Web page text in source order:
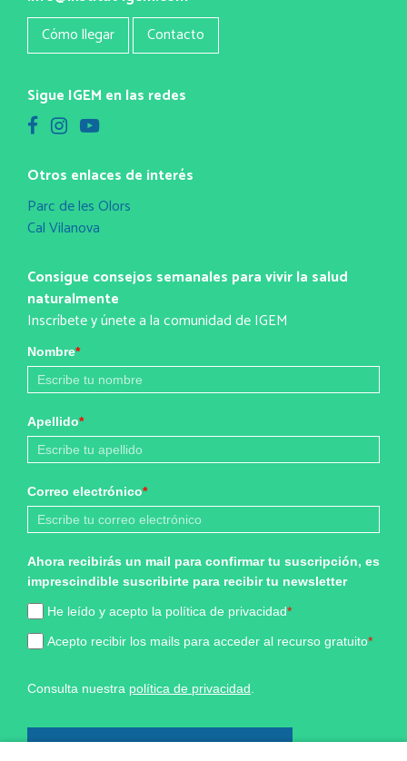
Cómo llegar
Contacto
Sigue IGEM en las redes
Otros enlaces de interés
Parc de les Olors
Cal Vilanova
Consigue consejos semanales para vivir la salud
naturalmente
Inscríbete y únete a la comunidad de IGEM
Nombre*
Apellido*
Correo electrónico*
Ahora recibirás un mail para confirmar tu suscripción, es
imprescindible suscribirte para recibir tu newsletter
He leído y acepto la política de privacidad*
Acepto recibir los mails para acceder al recurso gratuito*
Consulta nuestra política de privacidad